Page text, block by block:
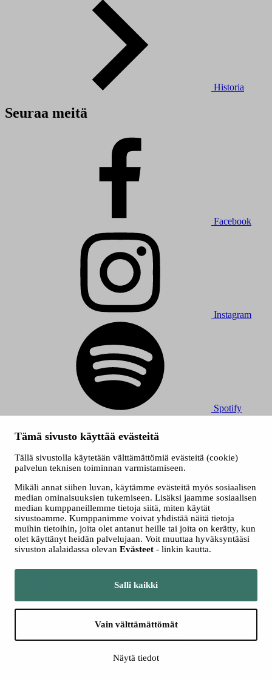
Tämä sivusto käyttää evästeitä
Tällä sivustolla käytetään välttämättömiä evästeitä (cookie)
palvelun teknisen toiminnan varmistamiseen.
Mikäli annat siihen luvan, käytämme evästeitä myös sosiaalisen
median ominaisuuksien tukemiseen. Lisäksi jaamme sosiaalisen
median kumppaneillemme tietoja siitä, miten käytät
sivustoamme. Kumppanimme voivat yhdistää näitä tietoja
muihin tietoihin, joita olet antanut heille tai joita on kerätty, kun
olet käyttänyt heidän palvelujaan. Voit muuttaa hyväksyntääsi
sivuston alalaidassa olevan Evästeet - linkin kautta.
Salli kaikki
Vain välttämättömät
Näytä tiedot
Historia
Seuraa meitä
Facebook
Instagram
Spotify
Kaikki oikeudet muutoksiin pidätetään.
Saavutettavuusseloste
Tietosuojaselosteet